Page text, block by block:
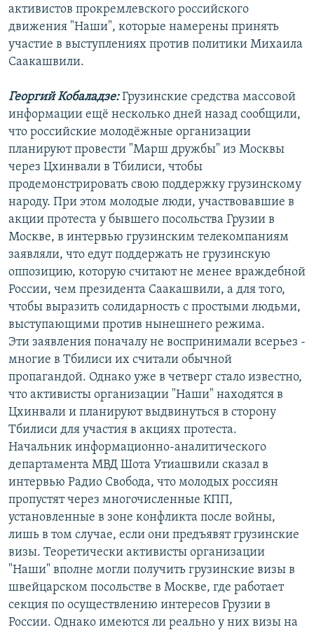
РАСПИСАНИЕ ВЕЩАНИЯ
ПОДПИШИТЕСЬ НА РАССЫЛКУ
СОЦИАЛЬНЫЕ СЕТИ
Все сайты РСЕ/РС
активистов прокремлевского российского
движения "Наши", которые намерены принять
участие в выступлениях против политики Михаила
Саакашвили.
Георгий Кобаладзе:Грузинские средства массовой
информации ещё несколько дней назад сообщили,
что российские молодёжные организации
планируют провести "Марш дружбы" из Москвы
через Цхинвали в Тбилиси, чтобы
продемонстрировать свою поддержку грузинскому
народу. При этом молодые люди, участвовавшие в
акции протеста у бывшего посольства Грузии в
Москве, в интервью грузинским телекомпаниям
заявляли, что едут поддержать не грузинскую
оппозицию, которую считают не менее враждебной
России, чем президента Саакашвили, а для того,
чтобы выразить солидарность с простыми людьми,
выступающими против нынешнего режима.
Эти заявления поначалу не воспринимали всерьез -
многие в Тбилиси их считали обычной
пропагандой. Однако уже в четверг стало известно,
что активисты организации "Наши" находятся в
Цхинвали и планируют выдвинуться в сторону
Тбилиси для участия в акциях протеста.
Начальник информационно-аналитического
департамента МВД Шота Утиашвили сказал в
интервью Радио Свобода, что молодых россиян
пропустят через многочисленные КПП,
установленные в зоне конфликта после войны,
лишь в том случае, если они предъявят грузинские
визы. Теоретически активисты организации
"Наши" вполне могли получить грузинские визы в
швейцарском посольстве в Москве, где работает
секция по осуществлению интересов Грузии в
России. Однако имеются ли реально у них визы на